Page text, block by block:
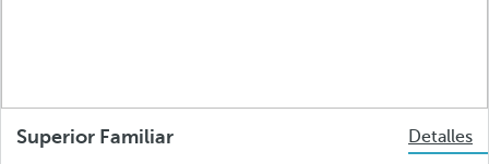
Superior Familiar
Detalles